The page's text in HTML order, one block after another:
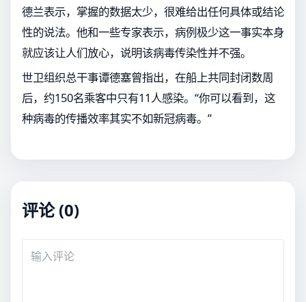
德兰表示，掌握的数据太少，很难给出任何具体或结论
性的说法。他和一些专家表示，病例极少这一事实本身
就应该让人们放心，说明该病毒传染性并不强。
世卫组织总干事谭德塞曾指出，在船上共同封闭数周
后，约150名乘客中只有11人感染。“你可以看到，这
种病毒的传播效率其实不如新冠病毒。”
评论 (0)